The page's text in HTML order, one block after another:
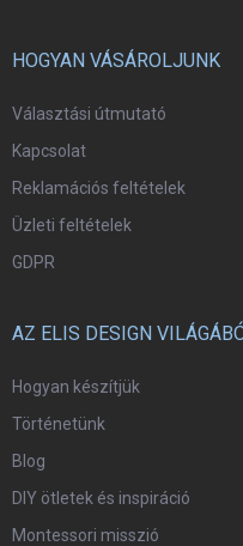
HOGYAN VÁSÁROLJUNK
Választási útmutató
Kapcsolat
Reklamációs feltételek
Üzleti feltételek
GDPR
AZ ELIS DESIGN
Hogyan készítjük
Történetünk
Blog
DIY ötletek és inspiráció
Montessori misszió